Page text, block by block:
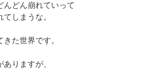
んどん崩れていって
しまうな。
た世界です。
りますが、